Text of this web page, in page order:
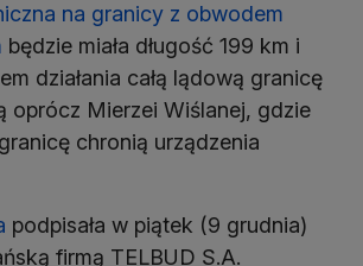
na granicy z obwodem
będzie miała długość 199 km i
działania całą lądową granicę
oprócz Mierzei Wiślanej, gdzie
chronią urządzenia
podpisała w piątek (9 grudnia)
firmą TELBUD S.A.